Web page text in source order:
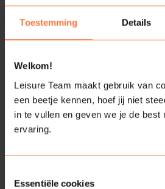
Toestemming Details
Welkom!
Leisure Team maakt gebruik van
een beetje kennen, hoef jij niet
in te vullen en geven we je de best
ervaring.
Essentiële cookies
Bekijk alle
Laura van den